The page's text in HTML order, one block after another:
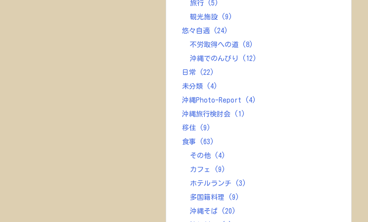
旅行
(5)
観光施設
(9)
悠々自適
(24)
不労取得への道
(8)
沖縄でのんびり
(12)
日常
(22)
未分類
(4)
沖縄Photo-Report
(4)
沖縄旅行検討会
(1)
移住
(9)
食事
(63)
その他
(4)
カフェ
(9)
ホテルランチ
(3)
多国籍料理
(9)
沖縄そば
(20)